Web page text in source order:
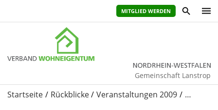
MITGLIED WERDEN
Gemeinschaft Lanstrop
Startseite Rückblicke Veranstaltungen 2009 …